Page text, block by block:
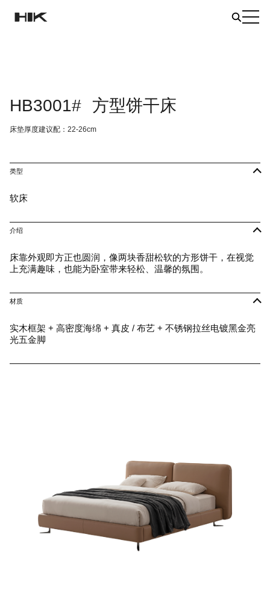
HB3001# 方型饼干床
床垫厚度建议配：22-26cm
类型
软床
介绍
床靠外观即方正也圆润，像两块香甜松软的方形饼干，在视觉
上充满趣味，也能为卧室带来轻松、温馨的氛围。
材质
实木框架 + 高密度海绵 + 真皮 / 布艺 + 不锈钢拉丝电镀黑金亮
光五金脚